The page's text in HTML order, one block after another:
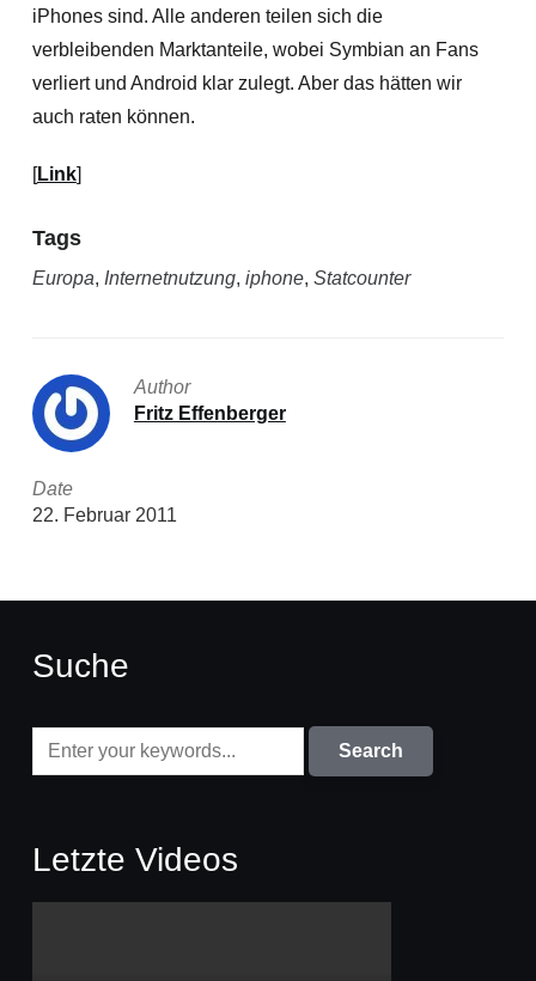
iPhones sind. Alle anderen teilen sich die
verbleibenden Marktanteile, wobei Symbian an Fans
verliert und Android klar zulegt. Aber das hätten wir
auch raten können.
[Link]
Tags
Europa, Internetnutzung, iphone, Statcounter
Author
Fritz Effenberger
Date
22. Februar 2011
Suche
Letzte Videos